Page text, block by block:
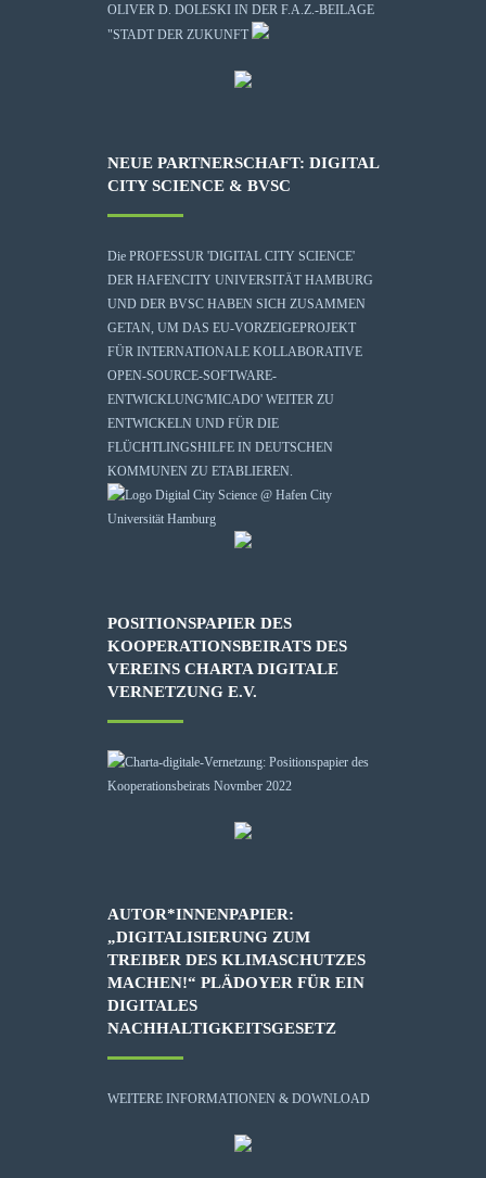
OLIVER D. DOLESKI IN DER F.A.Z.-BEILAGE
"STADT DER ZUKUNFT
NEUE PARTNERSCHAFT: DIGITAL
CITY SCIENCE & BVSC
Die PROFESSUR 'DIGITAL CITY SCIENCE'
DER HAFENCITY UNIVERSITÄT HAMBURG
UND DER BVSC HABEN SICH ZUSAMMEN
GETAN, UM DAS EU-VORZEIGEPROJEKT
FÜR INTERNATIONALE KOLLABORATIVE
OPEN-SOURCE-SOFTWARE-
ENTWICKLUNG'MICADO' WEITER ZU
ENTWICKELN UND FÜR DIE
FLÜCHTLINGSHILFE IN DEUTSCHEN
KOMMUNEN ZU ETABLIEREN.
POSITIONSPAPIER DES
KOOPERATIONSBEIRATS DES
VEREINS CHARTA DIGITALE
VERNETZUNG E.V.
AUTOR*INNENPAPIER:
„DIGITALISIERUNG ZUM
TREIBER DES KLIMASCHUTZES
MACHEN!“ PLÄDOYER FÜR EIN
DIGITALES
NACHHALTIGKEITSGESETZ
WEITERE INFORMATIONEN & DOWNLOAD